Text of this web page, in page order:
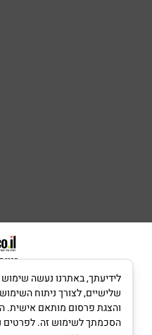
שלישיים, לצורך ניתוח
והצגת פרסום מותאם אישית.
הסכמתך לשימוש זה. לפרטים